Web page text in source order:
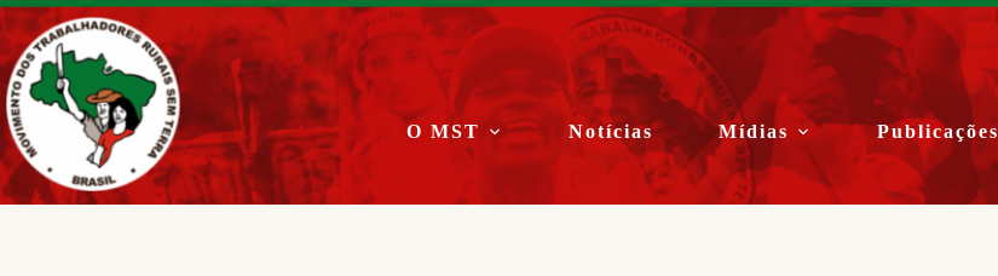
Pular
para
o
conteúdo
O MST Notícias Mídias Publicações